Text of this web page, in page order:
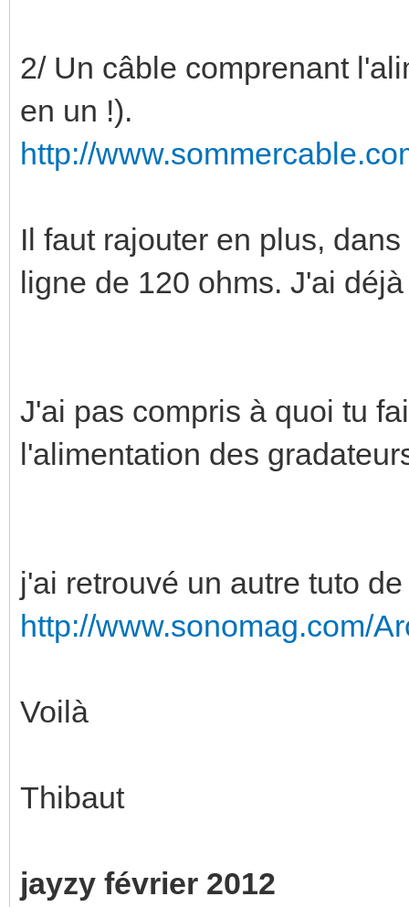
2/ Un câble comprenant
en un !).
http://
Il faut rajouter en plus,
ligne de 120 ohms. J'ai
J'ai pas compris à quoi tu
l'alimentation des
j'ai retrouvé un autre tuto
http://www.sonomag.com/
Voilà
Thibaut
jayzy février 2012